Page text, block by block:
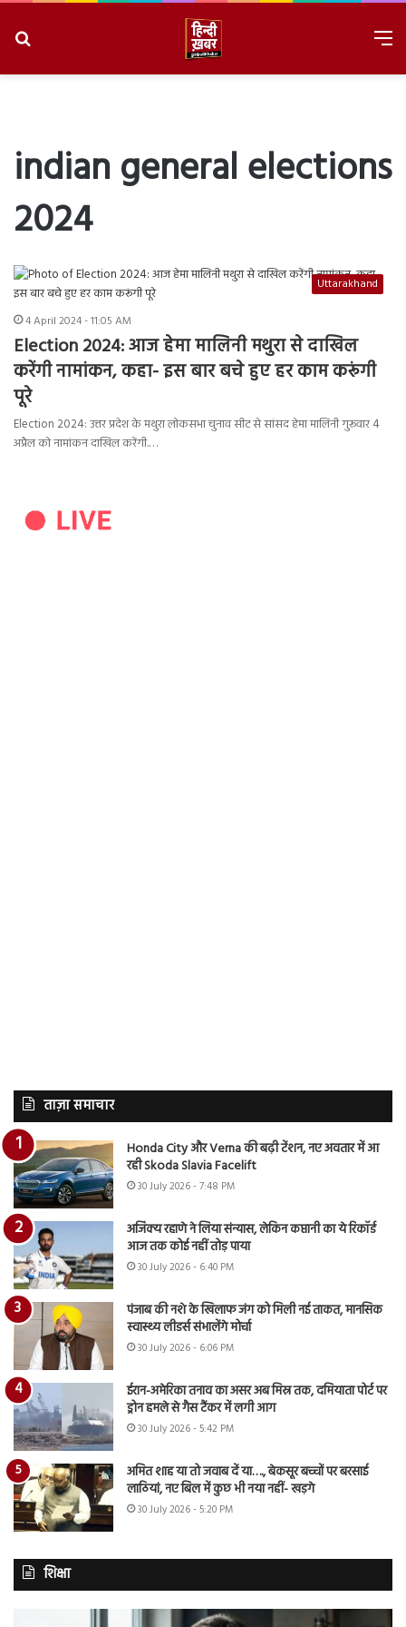
indian general elections
2024
Uttarakhand
4 April 2024 - 11:05 AM
Election 2024: आज हेमा मालिनी मथुरा से दाखिल
करेंगी नामांकन, कहा- इस बार बचे हुए हर काम करूंगी
पूरे
Election 2024: उत्तर प्रदेश के मथुरा लोकसभा चुनाव सीट से सांसद हेमा मालिनी गुरूवार 4
अप्रैल को नामांकन दाखिल करेंगी.…
ताज़ा समाचार
Honda City और Verna की बढ़ी टेंशन, नए अवतार में आ
रही Skoda Slavia Facelift
30 July 2026 - 7:48 PM
अजिंक्य रहाणे ने लिया संन्यास, लेकिन कप्तानी का ये रिकॉर्ड
आज तक कोई नहीं तोड़ पाया
30 July 2026 - 6:40 PM
पंजाब की नशे के खिलाफ जंग को मिली नई ताकत, मानसिक
स्वास्थ्य लीडर्स संभालेंगे मोर्चा
30 July 2026 - 6:06 PM
ईरान-अमेरिका तनाव का असर अब मिस्र तक, दमियाता पोर्ट पर
ड्रोन हमले से गैस टैंकर में लगी आग
30 July 2026 - 5:42 PM
अमित शाह या तो जवाब दें या…., बेकसूर बच्चों पर बरसाई
लाठियां, नए बिल में कुछ भी नया नहीं- खड़गे
30 July 2026 - 5:20 PM
शिक्षा